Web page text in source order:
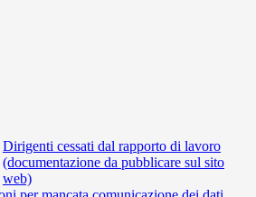
Dirigenti cessati dal rapporto di lavoro
(documentazione da pubblicare sul sito
web)